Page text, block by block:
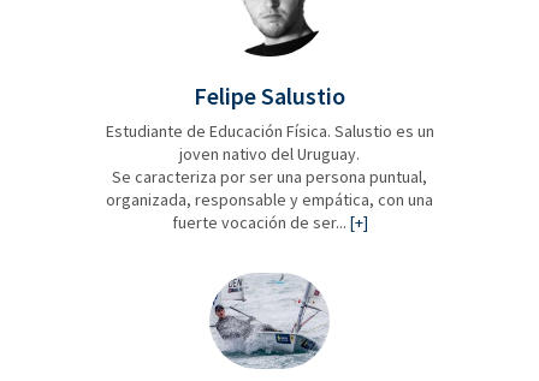
Felipe Salustio
Estudiante de Educación Física. Salustio es un
joven nativo del Uruguay.
Se caracteriza por ser una persona puntual,
organizada, responsable y empática, con una
fuerte vocación de ser... [+]